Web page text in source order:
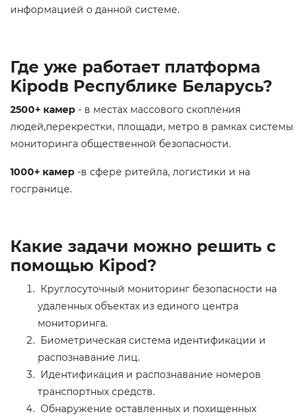
информацией о данной системе.
Где уже работает платформа
Kipodв Республике Беларусь?
2500+ камер - в местах массового скопления
людей,перекрестки, площади, метро в рамках системы
мониторинга общественной безопасности.
1000+ камер -в сфере ритейла, логистики и на
госгранице.
Какие задачи можно решить с
помощью Kipod?
Круглосуточный мониторинг безопасности на
удаленных объектах из единого центра
мониторинга.
Биометрическая система идентификации и
распознавание лиц.
Идентификация и распознавание номеров
транспортных средств.
Обнаружение оставленных и похищенных